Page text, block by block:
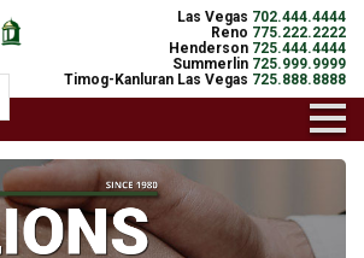
Las Vegas 702.444.4444
Reno 775.222.2222
Henderson 725.444.4444
Summerlin 725.999.9999
Timog-Kanluran Las Vegas 725.888.8888